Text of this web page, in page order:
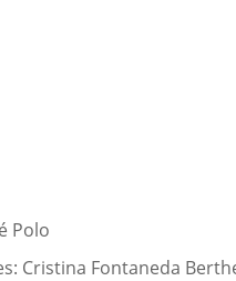
Polo
Cristina Fontaneda